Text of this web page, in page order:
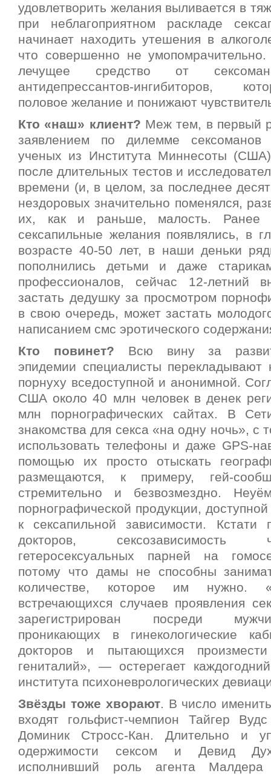
удовлетворить желания выливается в
при неблагоприятном раскладе
начинает находить утешения в
что совершенно не умопомрачительно.
лечущее средство от
антидепрессантов-ингибиторов,
половое желание и понижают
Кто «наш» клиент? Меж тем, в первый
заявлением по дилемме сексоманов
ученых из Института Миннесоты
после длительных тестов и
времени (и, в целом, за последнее
нездоровых значительно поменялся,
их, как и раньше, малость. Ранее
сексапильные желания появлялись, в
возрасте 40-50 лет, в наши деньки
пополнились детьми и даже
профессионалов, сейчас 12-летний
застать дедушку за просмотром
в свою очередь, может застать
написанием смс эротического
Кто повинет? Всю вину за
эпидемии специалисты
порнуху вседоступной и анонимной.
США около 40 млн человек в денек
млн порнографических сайтах. В
знакомства для секса «на одну ночь», с
использовать телефоны и даже GPS-
помощью их просто отыскать
размещаются, к примеру, гей-
стремительно и безвозмездно.
порнографической продукции,
к сексапильной зависимости. Кстати
докторов, сексозависимость
гетеросексуальных парней на
потому что дамы не способны
количестве, которое им нужно.
встречающихся случаев проявления
зарегистрирован посреди мужчин-
проникающих в гинекологические
докторов и пытающихся
гениталий», — остерегает
института психоневрологических
Звёзды тоже хворают. В число
входят гольфист-чемпион Тайгер
Доминик Стросс-Кан. Длительно и
одержимости сексом и Девид
исполнивший роль агента